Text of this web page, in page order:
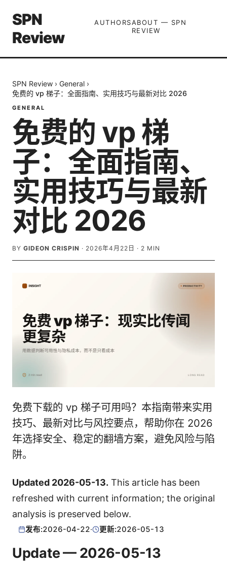
SPN
Review
AUTHORSABOUT — SPN
REVIEW
SPN Review › General ›
免费的 vp 梯子：全面指南、实用技巧与最新对比 2026
GENERAL
免费的 vp 梯
子：全面指南、
实用技巧与最新
对比 2026
BY GIDEON CRISPIN · 2026年4月22日 · 2 MIN
免费下载的 vp 梯子可用吗？本指南带来实用
技巧、最新对比与风控要点，帮助你在 2026
年选择安全、稳定的翻墙方案，避免风险与陷
阱。
Updated 2026-05-13. This article has been
refreshed with current information; the original
analysis is preserved below.
发布:2026-04-22· 更新:2026-05-13
Update — 2026-05-13